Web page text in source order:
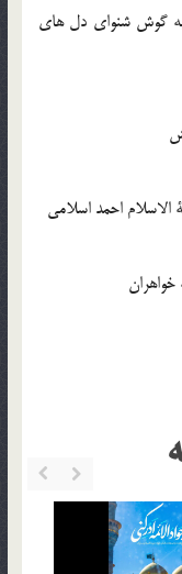
به گوش شنواي دل هاي